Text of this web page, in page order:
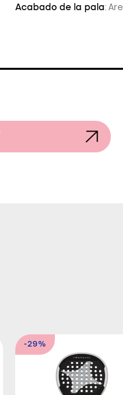
Acabado de la pala:
-29%